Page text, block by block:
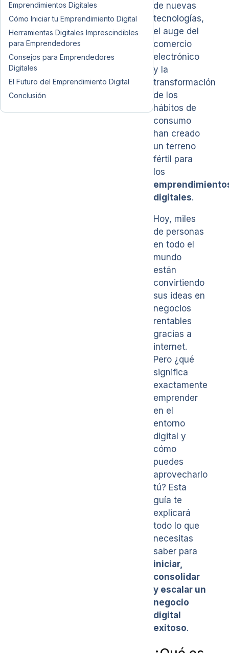
Emprendimientos Digitales
Cómo Iniciar tu Emprendimiento Digital
Herramientas Digitales Imprescindibles
para Emprendedores
Consejos para Emprendedores
Digitales
El Futuro del Emprendimiento Digital
Conclusión
de nuevas
tecnologías,
el auge del
comercio
electrónico
y la
transformación
de los
hábitos de
consumo
han creado
un terreno
fértil para
los
digitales.
Hoy, miles
de personas
en todo el
mundo
están
convirtiendo
sus ideas en
negocios
rentables
gracias a
internet.
Pero ¿qué
significa
exactamente
emprender
en el
entorno
digital y
cómo
puedes
aprovecharlo
tú? Esta
guía te
explicará
todo lo que
necesitas
saber para
iniciar,
consolidar
y escalar un
negocio
digital
exitoso.